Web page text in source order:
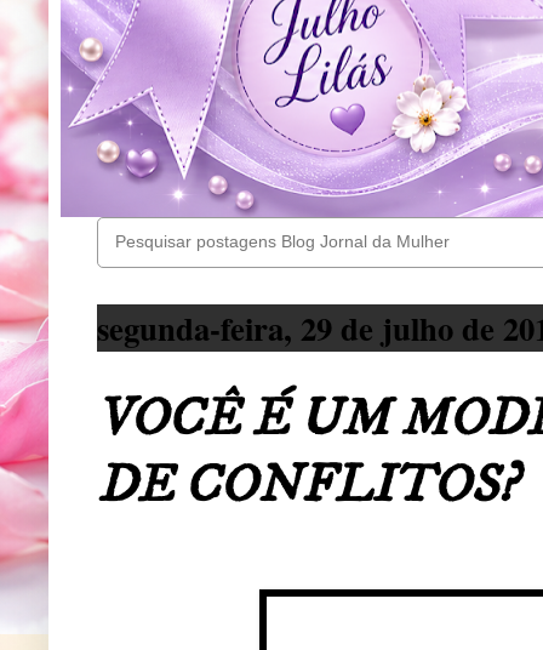
segunda-feira, 29 de julho de
VOCÊ É UM
DE CONFLITOS?